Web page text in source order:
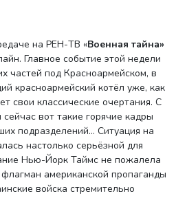
на РЕН-ТВ «Военная тайна»
Главное событие этой недели
под Красноармейском, в
красноармейский котёл уже, как
свои классические очертания. С
вот такие горячие кадры
подразделений… Ситуация на
настолько серьёзной для
Нью-Йорк Таймс не пожалела
американской пропаганды
войска стремительно